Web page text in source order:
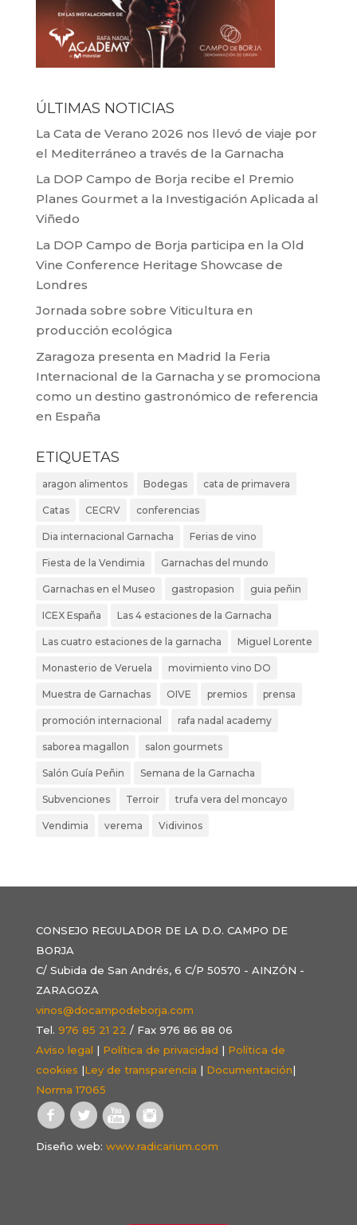
ÚLTIMAS NOTICIAS
La Cata de Verano 2026 nos llevó de viaje por
el Mediterráneo a través de la Garnacha
La DOP Campo de Borja recibe el Premio
Planes Gourmet a la Investigación Aplicada al
Viñedo
La DOP Campo de Borja participa en la Old
Vine Conference Heritage Showcase de
Londres
Jornada sobre sobre Viticultura en
producción ecológica
Zaragoza presenta en Madrid la Feria
Internacional de la Garnacha y se promociona
como un destino gastronómico de referencia
en España
ETIQUETAS
aragon alimentos Bodegas cata de primavera
Catas CECRV conferencias
Dia internacional Garnacha Ferias de vino
Fiesta de la Vendimia Garnachas del mundo
Garnachas en el Museo gastropasion guia peñin
ICEX España Las 4 estaciones de la Garnacha
Las cuatro estaciones de la garnacha Miguel Lorente
Monasterio de Veruela movimiento vino DO
Muestra de Garnachas OIVE premios prensa
promoción internacional rafa nadal academy
saborea magallon salon gourmets
Salón Guía Peñin Semana de la Garnacha
Subvenciones Terroir trufa vera del moncayo
Vendimia verema Vidivinos
CONSEJO REGULADOR DE LA D.O. CAMPO DE
BORJA
C/ Subida de San Andrés, 6 C/P 50570 - AINZÓN -
ZARAGOZA
vinos@docampodeborja.com
Tel. 976 85 21 22 / Fax 976 86 88 06
Aviso legal | Política de privacidad | Política de
cookies |Ley de transparencia | Documentación|
Norma 17065
Diseño web: www.radicarium.com